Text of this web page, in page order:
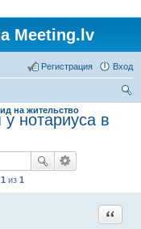
Meeting.lv
Вход
Регистрация
на жительство
нотариуса в
1 из 1
Цитата